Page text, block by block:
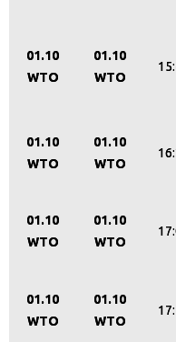
01.10
WTO
01.10
WTO
01.10
WTO
01.10
WTO
01.10
WTO
01.10
WTO
01.10
WTO
01.10
WTO